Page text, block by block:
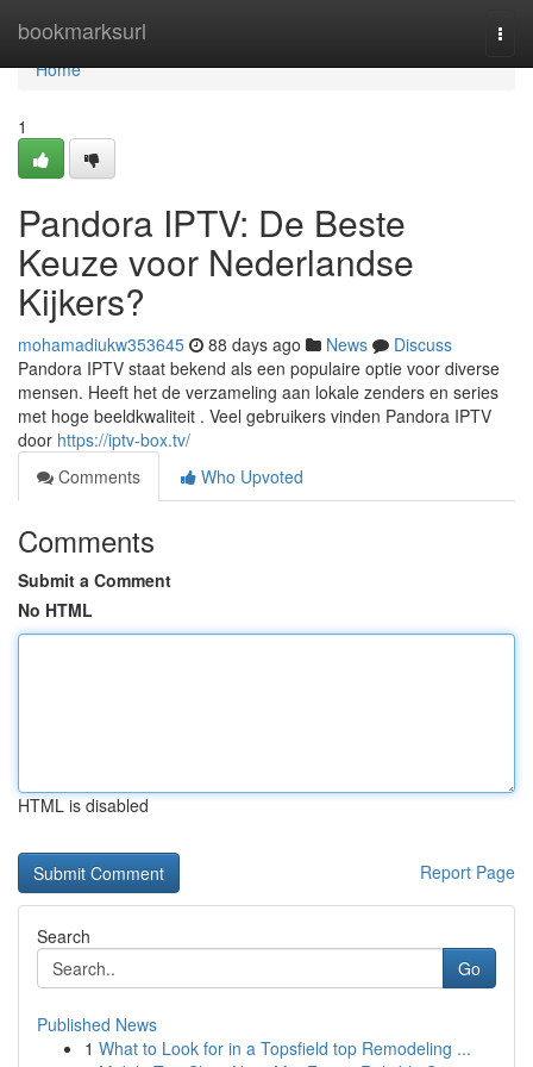
bookmarksurl
Home
Home
1
Pandora IPTV: De Beste
Keuze voor Nederlandse
Kijkers?
mohamadiukw353645 88 days ago News
Discuss
Pandora IPTV staat bekend als een populaire optie voor diverse
mensen. Heeft het de verzameling aan lokale zenders en series
met hoge beeldkwaliteit . Veel gebruikers vinden Pandora IPTV
door https://iptv-box.tv/
Comments
Who Upvoted
Comments
Submit a Comment
No HTML
HTML is disabled
Report Page
Search
Go
Published News
1 What to Look for in a Topsfield top Remodeling ...